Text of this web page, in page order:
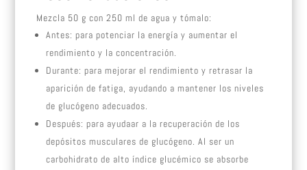
Mezcla 50 g con 250 ml de agua y tómalo:
Antes: para potenciar la energía y aumentar el
rendimiento y la concentración.
Durante: para mejorar el rendimiento y retrasar la
aparición de fatiga, ayudando a mantener los niveles
de glucógeno adecuados.
Después: para ayudaar a la recuperación de los
depósitos musculares de glucógeno. Al ser un
carbohidrato de alto índice glucémico se absorbe